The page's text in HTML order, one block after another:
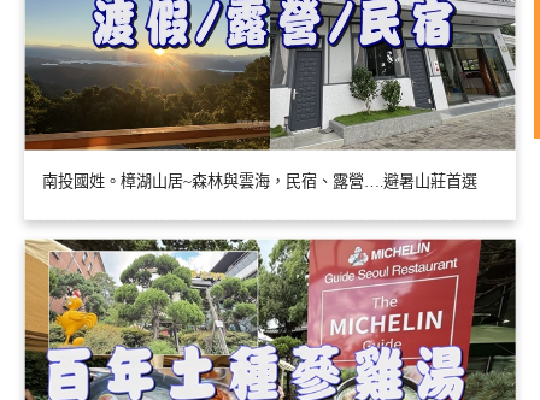
南投國姓。樟湖山居~森林與雲海，民宿、露營….避暑山莊首選